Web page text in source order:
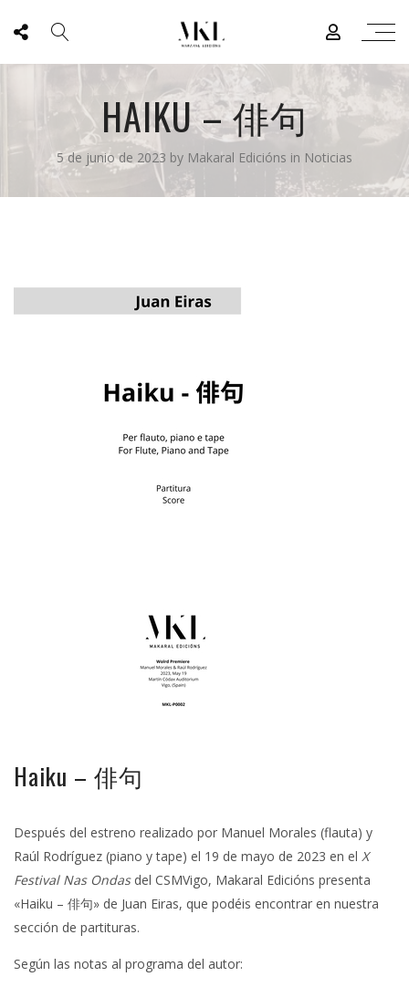
HAIKU – 俳句
5 de junio de 2023 by Makaral Edicións in Noticias
Haiku – 俳句
Después del estreno realizado por Manuel Morales (flauta) y
Raúl Rodríguez (piano y tape) el 19 de mayo de 2023 en el X
Festival Nas Ondasdel CSMVigo, Makaral Edicións presenta
«Haiku – 俳句» de Juan Eiras, que podéis encontrar en nuestra
sección de partituras.
Según las notas al programa del autor: